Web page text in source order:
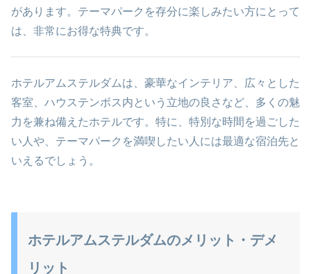
があります。テーマパークを存分に楽しみたい方にとって
は、非常にお得な特典です。
ホテルアムステルダムは、豪華なインテリア、広々とした
客室、ハウステンボス内という立地の良さなど、多くの魅
力を兼ね備えたホテルです。特に、特別な時間を過ごした
い人や、テーマパークを満喫したい人には最適な宿泊先と
いえるでしょう。
ホテルアムステルダムのメリット・デメ
リット